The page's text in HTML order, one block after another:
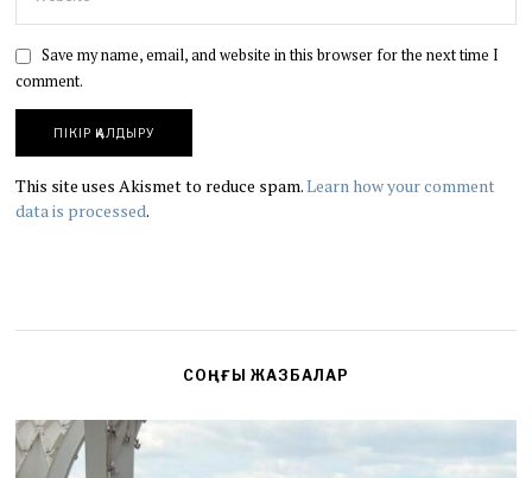
Save my name, email, and website in this browser for the next time I
comment.
This site uses Akismet to reduce spam.Learn how your comment
data is processed.
СОҢҒЫ ЖАЗБАЛАР